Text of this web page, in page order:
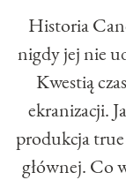
Historia
nigdy jej nie
Kwestią
ekranizacji.
produkcja
głównej. Co